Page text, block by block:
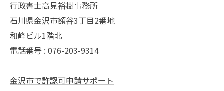
行政書士高見裕樹事務所
石川県金沢市額谷3丁目2番地
和峰ビル1階北
電話番号 : 076-203-9314
金沢市で許認可申請サポート